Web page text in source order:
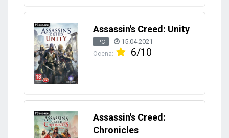
Assassin's Creed: Unity
PC 15.04.2021
Ocena: 6/10
Assassin's Creed:
Chronicles